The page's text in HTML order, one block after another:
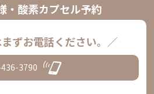
・酸素カプセル予約
ずお電話ください。／
3790